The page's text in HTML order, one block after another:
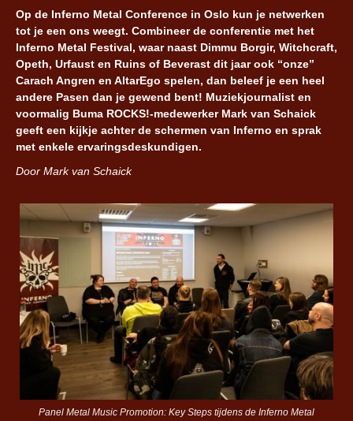
Op de Inferno Metal Conference in Oslo kun je netwerken
tot je een ons weegt. Combineer de conferentie met het
Inferno Metal Festival, waar naast Dimmu Borgir, Witchcraft,
Opeth, Urfaust en Ruins of Beverast dit jaar ook “onze”
Carach Angren en AltarEgo spelen, dan beleef je een heel
andere Pasen dan je gewend bent! Muziekjournalist en
voormalig Buma ROCKS!-medewerker Mark van Schaick
geeft een kijkje achter de schermen van Inferno en sprak
met enkele ervaringsdeskundigen.
Door Mark van Schaick
Panel Metal Music Promotion: Key Steps tijdens de Inferno Metal